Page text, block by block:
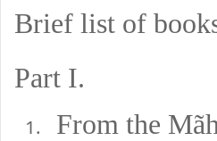
Brief list of
Part I.
From the